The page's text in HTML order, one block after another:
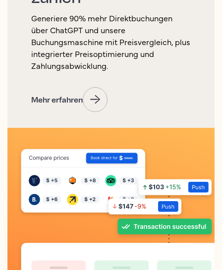
Generiere 90% mehr Direktbuchungen
über ChatGPT und unsere
Buchungsmaschine mit Preisvergleich, plus
integrierter Preisoptimierung und
Zahlungsabwicklung.
Mehr erfahren